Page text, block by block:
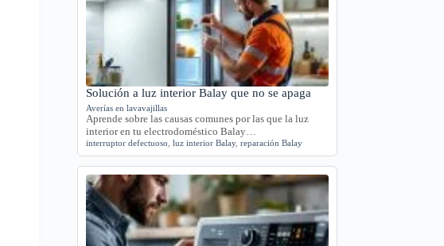
Solución a luz interior Balay que no se apaga
Averías en lavavajillas
Aprende sobre las causas comunes por las que la luz
interior en tu electrodoméstico Balay…
interruptor defectuoso ,luz interior Balay,reparación Balay